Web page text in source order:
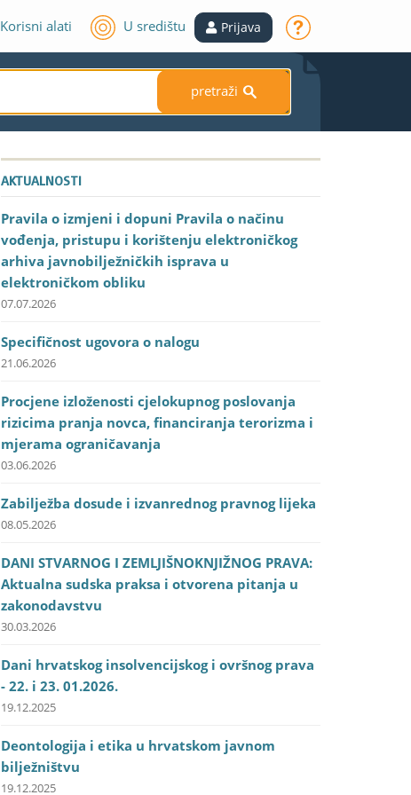
Korisni alati U središtu Prijava
pretraži S
AKTUALNOSTI
Pravila o izmjeni i dopuni Pravila o načinu
vođenja, pristupu i korištenju elektroničkog
arhiva javnobilježničkih isprava u
elektroničkom obliku
07.07.2026
Specifičnost ugovora o nalogu
21.06.2026
Procjene izloženosti cjelokupnog poslovanja
rizicima pranja novca, financiranja terorizma i
mjerama ograničavanja
03.06.2026
Zabilježba dosude i izvanrednog pravnog lijeka
08.05.2026
DANI STVARNOG I ZEMLJIŠNOKNJIŽNOG PRAVA:
Aktualna sudska praksa i otvorena pitanja u
zakonodavstvu
30.03.2026
Dani hrvatskog insolvencijskog i ovršnog prava
- 22. i 23. 01.2026.
19.12.2025
Deontologija i etika u hrvatskom javnom
bilježništvu
19.12.2025